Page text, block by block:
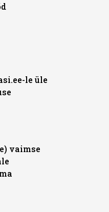
le üle
vaimse